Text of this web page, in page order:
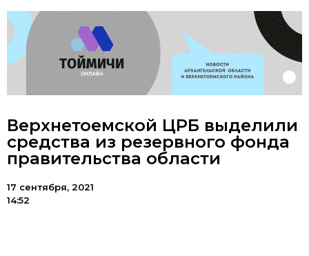
Верхнетоемской ЦРБ выделили
средства из резервного фонда
правительства области
17 сентября, 2021
14:52